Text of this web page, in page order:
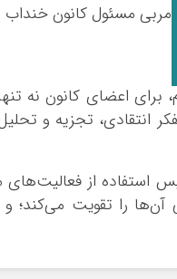
مربی مسئول کانون خنداب
برای اعضای کانون نه
انتقادی، تجزیه و
پس استفاده از
آن‌ها را تقویت می‌کند؛